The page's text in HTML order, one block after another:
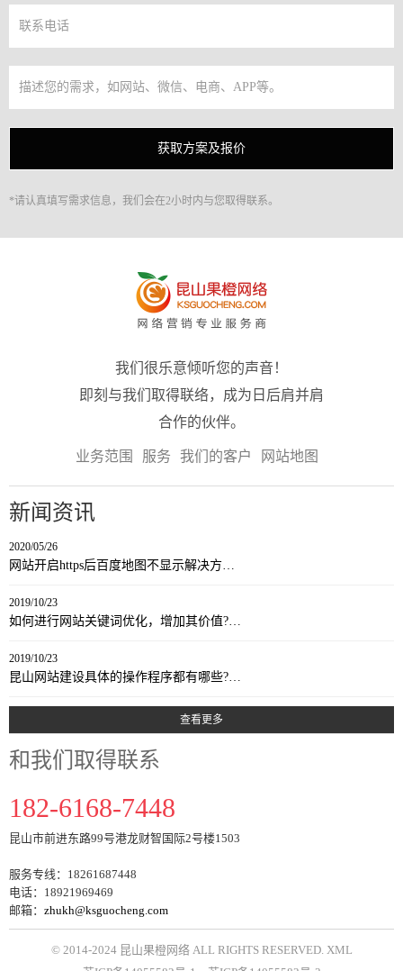
*请认真填写需求信息，我们会在2小时内与您取得联系。
我们很乐意倾听您的声音！
即刻与我们取得联络，成为日后肩并肩
合作的伙伴。
业务范围 服务 我们的客户 网站地图
新闻资讯
2020/05/26
网站开启https后百度地图不显示解决方…
2019/10/23
如何进行网站关键词优化，增加其价值?…
2019/10/23
昆山网站建设具体的操作程序都有哪些?…
查看更多
和我们取得联系
182-6168-7448
昆山市前进东路99号港龙财智国际2号楼1503
服务专线：18261687448
电话：18921969469
邮箱： zhukh@ksguocheng.com
© 2014-2024 昆山果橙网络 ALL RIGHTS RESERVED. XML